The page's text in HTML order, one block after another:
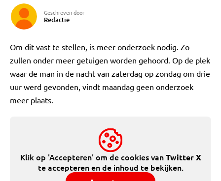
Geschreven door
Redactie
Om dit vast te stellen, is meer onderzoek nodig. Zo
zullen onder meer getuigen worden gehoord. Op de plek
waar de man in de nacht van zaterdag op zondag om drie
uur werd gevonden, vindt maandag geen onderzoek
meer plaats.
Klik op 'Accepteren' om de cookies vanTwitter X
te accepteren en de inhoud te bekijken.